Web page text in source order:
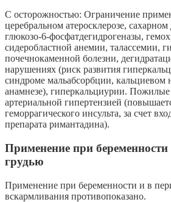
С осторожностью: Ограничение
церебральном атеросклерозе,
глюкозо-6-фосфатдегидрогеназы,
сидеробластной анемии, талассемии,
почечнокаменной болезни,
нарушениях (риск развития
синдроме мальабсорбции, кальциевом
анамнезе), гиперкальциурии.
артериальной гипертензией
геморрагического инсульта, за счет
препарата римантадина).
Применение при
грудью
Применение при беременности и в
вскармливания противопоказано.